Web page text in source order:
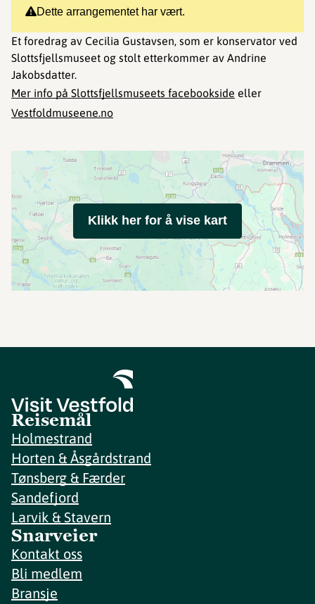
Dette arrangementet har vært.
Et foredrag av Cecilia Gustavsen, som er konservator ved
Slottsfjellsmuseet og stolt etterkommer av Andrine
Jakobsdatter.
Mer info på Slottsfjellsmuseets facebookside eller
Vestfoldmuseene.no
Klikk her for å vise kart
Reisemål
Holmestrand
Horten & Åsgårdstrand
Tønsberg & Færder
Sandefjord
Larvik & Stavern
Snarveier
Kontakt oss
Bli medlem
Bransje